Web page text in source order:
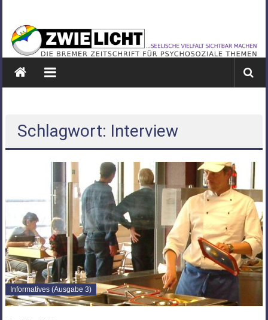
springen
ZWIELICHT
BREMEN
DIE
PSYCHOSOZIALE
THEMEN
Schlagwort: Interview
Informatives (Ausgabe 3)